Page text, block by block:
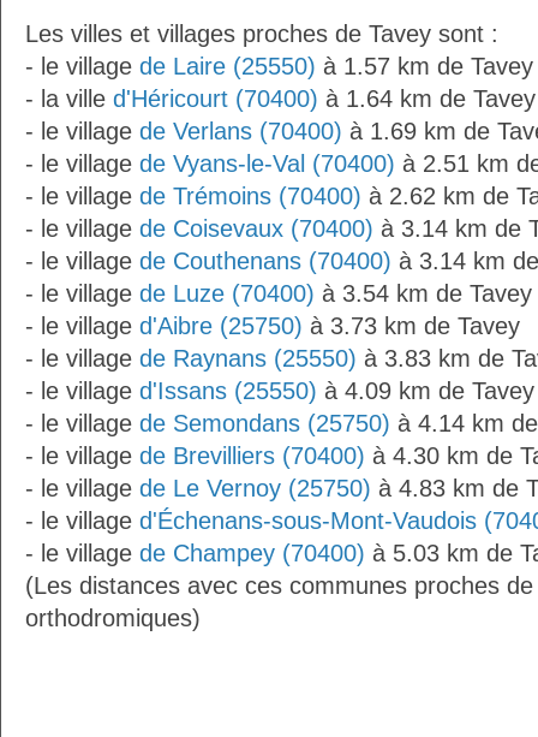
Les villes et villages proches de Tavey sont :
- le village de Laire (25550) à 1.57 km de Tavey
- la ville d'Héricourt (70400) à 1.64 km de Tavey
- le village de Verlans (70400) à 1.69 km de
- le village de Vyans-le-Val (70400) à 2.51 km
- le village de Trémoins (70400) à 2.62 km de
- le village de Coisevaux (70400) à 3.14 km de
- le village de Couthenans (70400) à 3.14 km
- le village de Luze (70400) à 3.54 km de Tavey
- le village d'Aibre (25750) à 3.73 km de Tavey
- le village de Raynans (25550) à 3.83 km de
- le village d'Issans (25550) à 4.09 km de Tavey
- le village de Semondans (25750) à 4.14 km
- le village de Brevilliers (70400) à 4.30 km de
- le village de Le Vernoy (25750) à 4.83 km de
- le village d'Échenans-sous-Mont-Vaudois
- le village de Champey (70400) à 5.03 km de
(Les distances avec ces communes proches
orthodromiques)